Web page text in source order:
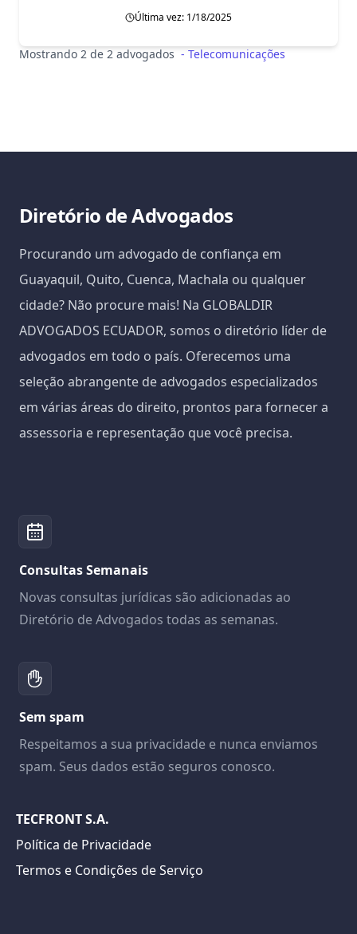
Última vez: 1/18/2025
Mostrando 2 de 2 advogados - Telecomunicações
Diretório de Advogados
Procurando um advogado de confiança em
Guayaquil, Quito, Cuenca, Machala ou qualquer
cidade? Não procure mais! Na GLOBALDIR
ADVOGADOS ECUADOR, somos o diretório líder de
advogados em todo o país. Oferecemos uma
seleção abrangente de advogados especializados
em várias áreas do direito, prontos para fornecer a
assessoria e representação que você precisa.
Consultas Semanais
Novas consultas jurídicas são adicionadas ao
Diretório de Advogados todas as semanas.
Sem spam
Respeitamos a sua privacidade e nunca enviamos
spam. Seus dados estão seguros conosco.
TECFRONT S.A.
Política de Privacidade
Termos e Condições de Serviço